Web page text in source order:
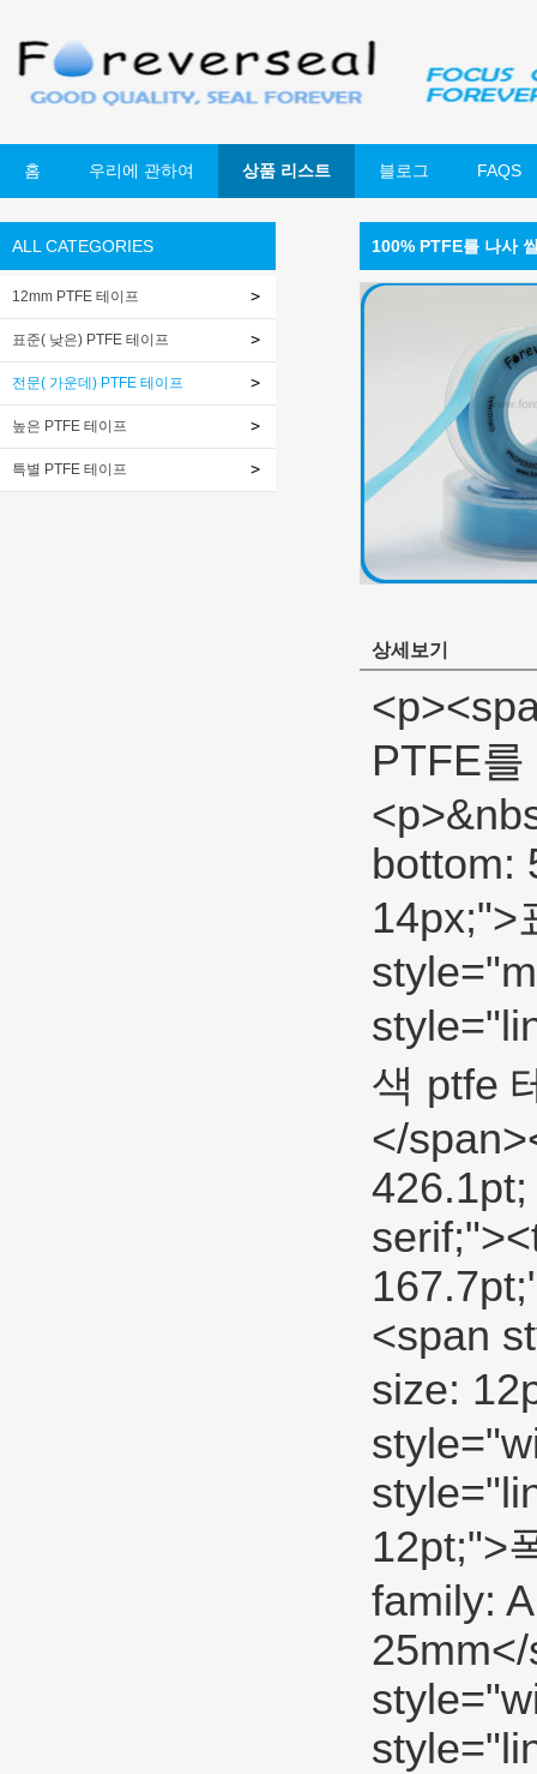
홈 우리에 관하여 상품 리스트 블로그 FAQS
ALL CATEGORIES
12mm PTFE 테이프
표준( 낮은) PTFE 테이프
전문( 가운데) PTFE 테이프
높은 PTFE 테이프
특별 PTFE 테이프
100% PTFE를 나사
상세보기
PTFE
bottom:
14px;">
색 ptfe
</
<span
size:
12pt;">
family: